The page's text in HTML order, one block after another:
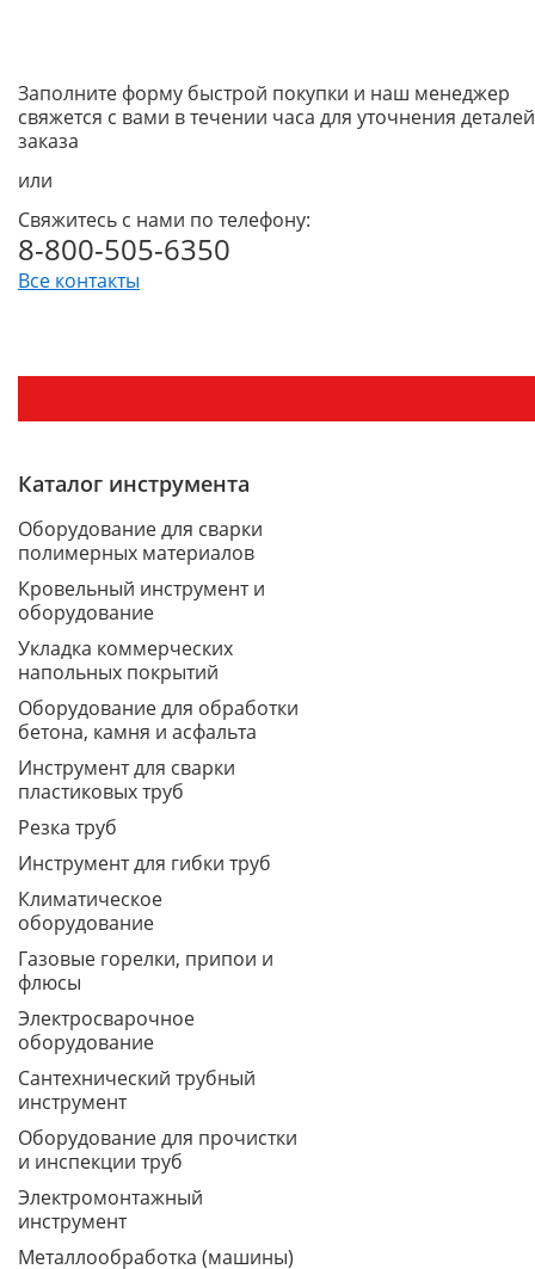
Заполните форму быстрой покупки и наш менеджер
свяжется с вами в течении часа для уточнения деталей
заказа
или
Свяжитесь с нами по телефону:
8-800-505-6350
Все контакты
Каталог инструмента
Оборудование для сварки
полимерных материалов
Кровельный инструмент и
оборудование
Укладка коммерческих
напольных покрытий
Оборудование для обработки
бетона, камня и асфальта
Инструмент для сварки
пластиковых труб
Резка труб
Инструмент для гибки труб
Климатическое
оборудование
Газовые горелки, припои и
флюсы
Электросварочное
оборудование
Сантехнический трубный
инструмент
Оборудование для прочистки
и инспекции труб
Электромонтажный
инструмент
Металлообработка (машины)